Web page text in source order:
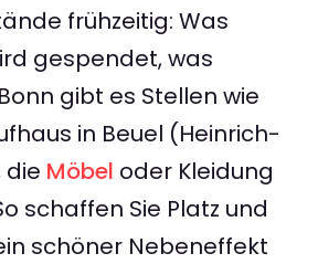
frühzeitig: Was
gespendet, was
gibt es Stellen wie
in Beuel (Heinrich-
die Möbel oder Kleidung
schaffen Sie Platz und
schöner Nebeneffekt